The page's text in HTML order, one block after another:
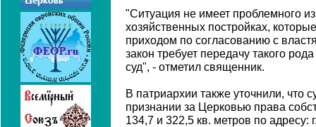
"Ситуация не имеет проблемного
хозяйственных постройках,
приходом по согласованию с
закон требует передачу такого
суд", - отметил священник.
В патриархии также уточнили, что
признании за Церковью права
134,7 и 322,5 кв. метров по адресу: